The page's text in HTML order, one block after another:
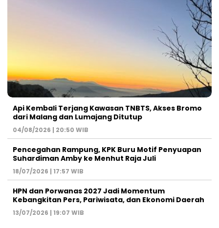
Api Kembali Terjang Kawasan TNBTS, Akses Bromo
dari Malang dan Lumajang Ditutup
04/08/2026 | 20:50 WIB
Pencegahan Rampung, KPK Buru Motif Penyuapan
Suhardiman Amby ke Menhut Raja Juli
18/07/2026 | 17:57 WIB
HPN dan Porwanas 2027 Jadi Momentum
Kebangkitan Pers, Pariwisata, dan Ekonomi Daerah
13/07/2026 | 19:07 WIB